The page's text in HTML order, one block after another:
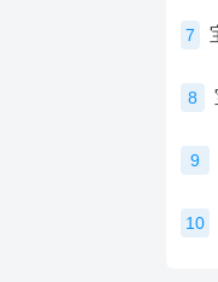
7
8
9
10